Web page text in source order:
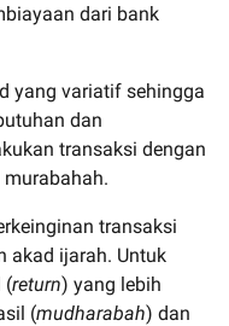
dari bank
yang variatif sehingga
dan
transaksi dengan
transaksi
akad ijarah. Untuk
(return) yang lebih
(mudharabah) dan